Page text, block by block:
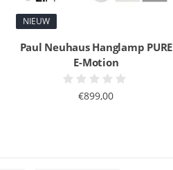
NIEUW
Paul Neuhaus Hanglamp PURE
E-Motion
€899,00